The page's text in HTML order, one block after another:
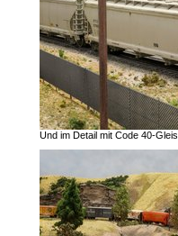
Und im Detail mit Code 40-Gleis